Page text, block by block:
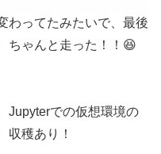
わってたみたいで、最後
ちゃんと走った！！😆
Jupyterでの仮想環境の
収穫あり！